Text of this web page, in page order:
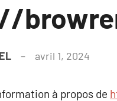
avril 1, 2024
à propos de